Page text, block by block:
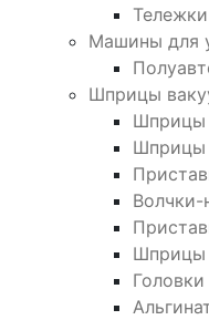
Тележки
Машины для
Шприцы
Шприцы
Шприцы
Волчки-
Шприцы